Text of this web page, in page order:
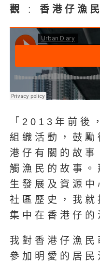
觀
: 香港仔漁
「2013年前後
組織活動，鼓
港仔有關的故
觸漁民的故事。
生發展及資源
社區歷史，我
集中在香港仔的
我對香港仔漁
參加明愛的居